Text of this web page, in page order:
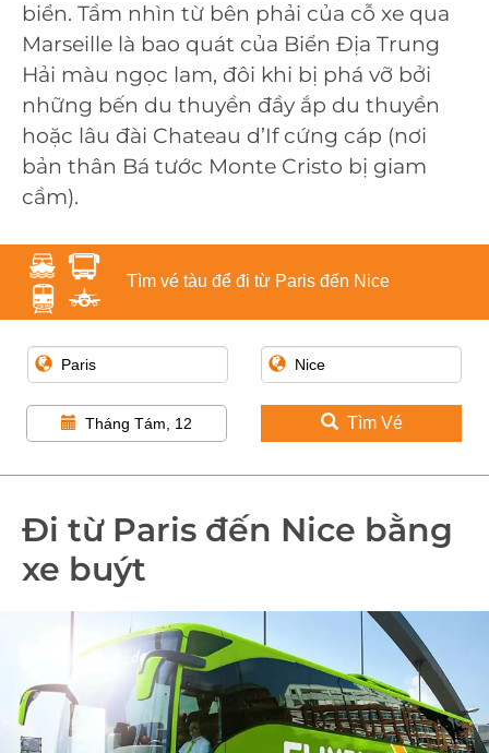
biển. Tầm nhìn từ bên phải của cỗ xe qua
Marseille là bao quát của Biển Địa Trung
Hải màu ngọc lam, đôi khi bị phá vỡ bởi
những bến du thuyền đầy ắp du thuyền
hoặc lâu đài Chateau d’If cứng cáp (nơi
bản thân Bá tước Monte Cristo bị giam
cầm).
Tìm vé tàu để đi từ Paris đến Nice
Tháng Tám, 12 Tìm Vé
Đi từ Paris đến Nice bằng
xe buýt